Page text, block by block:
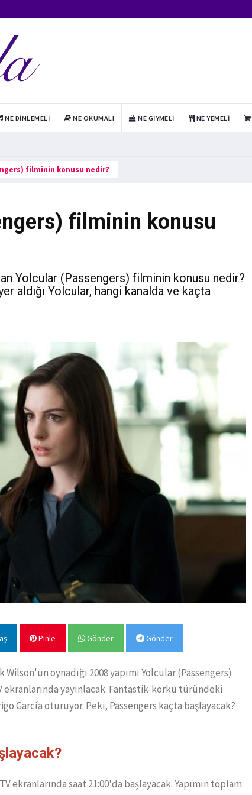
NE DINLEMELI NE OKUMALI NE GIYMELI NE YEMELI
filminin konusu nedir?
filminin konusu
Yolcular (Passengers) filminin konusu nedir?
aldığı Yolcular, hangi kanalda ve kaçta
Pinle Gönder Gönder
oynadığı 2008 yapımı Yolcular (Passengers)
ekranlarında yayınlacak. Fantastik-korku türündeki
García oturuyor. Peki, Passengers kaçta başlayacak?
ekranlarında saat 21:00'da başlayacak. Yapımın toplam